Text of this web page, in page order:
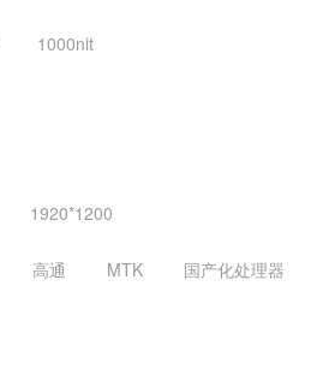
1000nit
1920*1200
高通 MTK 国产化处理器